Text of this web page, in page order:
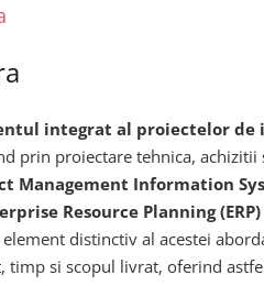
integrat al proiectelor
prin proiectare tehnica,
Management Information
Resource Planning (ERP)
distinctiv al acestei
si scopul livrat, oferind